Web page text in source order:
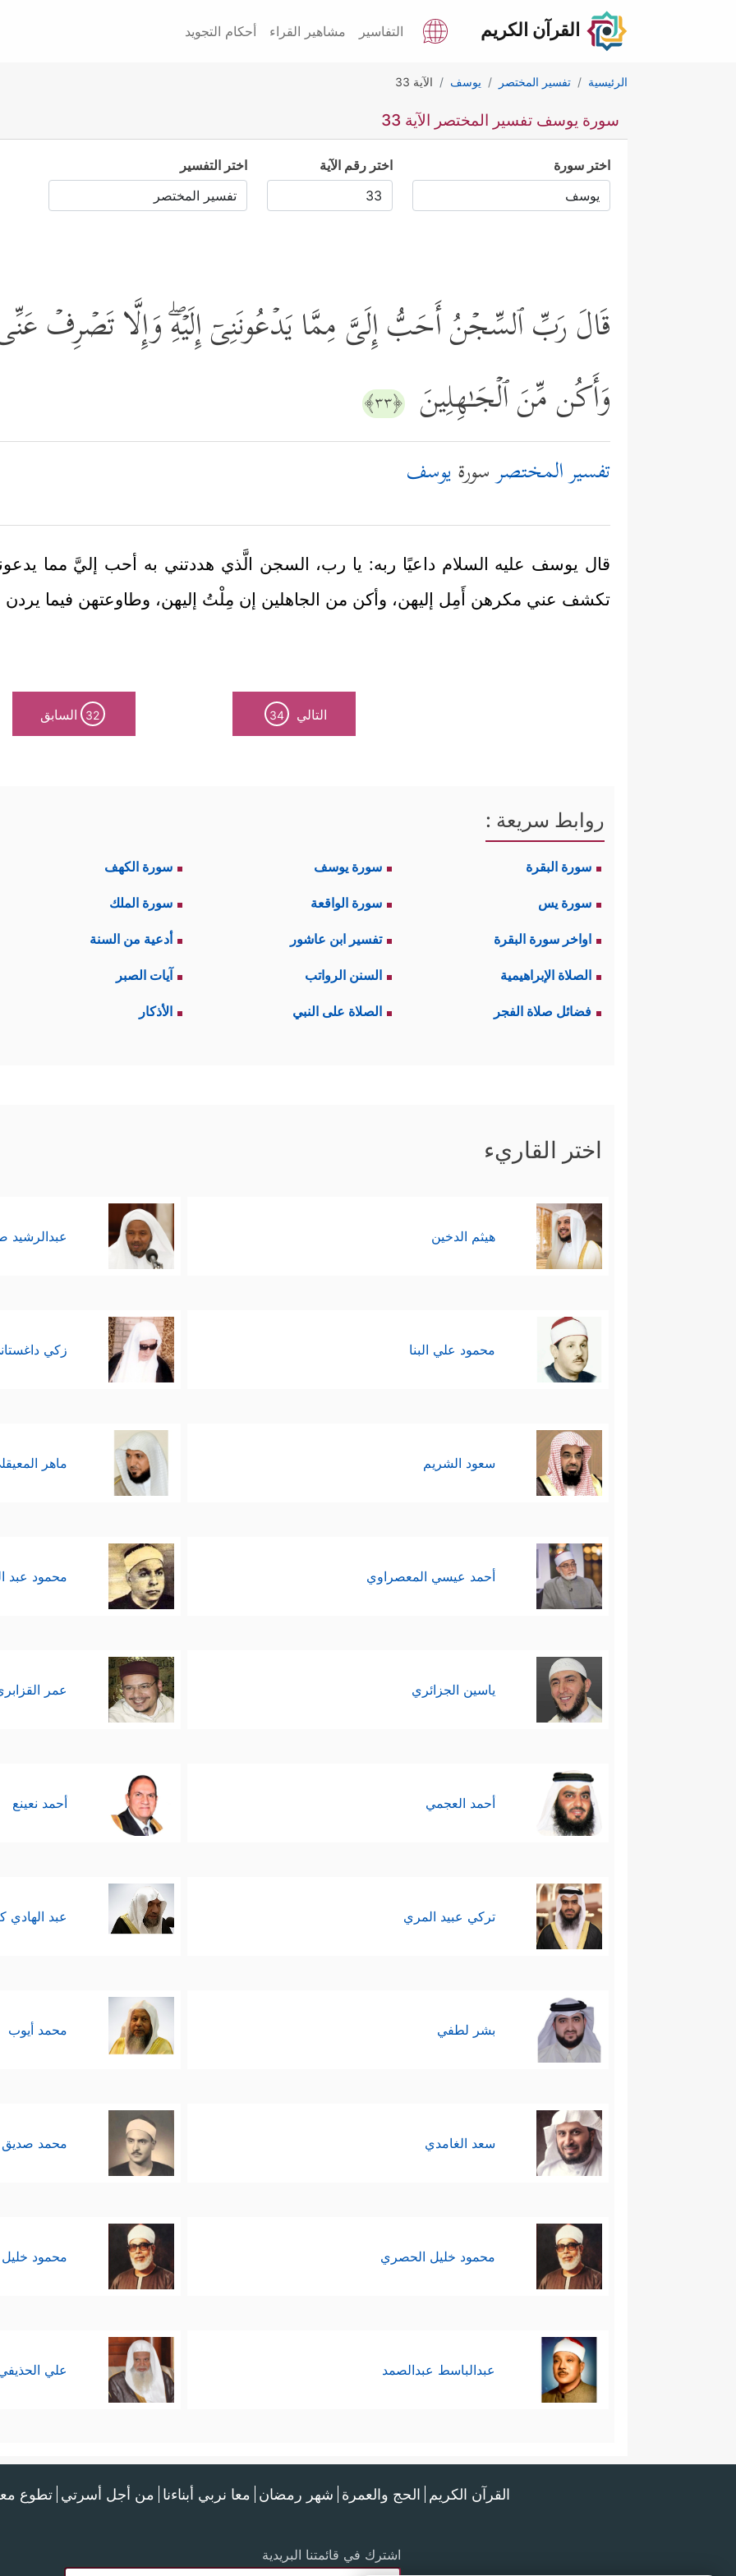
القرآن الكريم التفاسير مشاهير القراء أحكام التجويد
الرئيسية تفسير المختصر يوسف الآية 33
سورة يوسف تفسير المختصر الآية 33
اختر سورة اختر رقم الآية اختر التفسير
قَالَ رَبِّ ٱلسِّجۡنُ أَحَبُّ إِلَیَّ مِمَّا یَدۡعُونَنِیۤ إِلَیۡهِۖ وَإِلَّا تَصۡرِفۡ
وَأَكُن مِّنَ ٱلۡجَـٰهِلِینَ ﴿٣٣﴾
تفسير المختصرسورةيوسف
قال يوسف عليه السلام داعيًا ربه: يا رب، السجن الَّذي هددتني به أحب إليَّ مما
تكشف عني مكرهن أَمِل إليهن، وأكن من الجاهلين إن مِلْتُ إليهن، وطاوعتهن فيما
التالي 34
32 السابق
روابط سريعة :
سورة البقرة سورة يوسف سورة الكهف
سورة يس سورة الواقعة سورة الملك
اواخر سورة البقرة تفسير ابن عاشور أدعية من السنة
الصلاة الإبراهيمية السنن الرواتب آيات الصبر
فضائل صلاة الفجر الصلاة على النبي الأذكار
اختر القاريء
هيثم الدخين عبدالرشيد
محمود علي البنا زكي
سعود الشريم ماهر
أحمد عيسي المعصراوي محمود عبد
ياسين الجزائري عمر
أحمد العجمي أحمد نعينع
تركي عبيد المري عبد الهادي
بشر لطفي محمد أيوب
سعد الغامدي محمد صديق
محمود خليل الحصري محمود
عبدالباسط عبدالصمد علي
القرآن الكريم الحج والعمرة شهر رمضان معا نربي أبناءنا من أجل أسرتي تطوع
اشترك في قائمتنا البريدية